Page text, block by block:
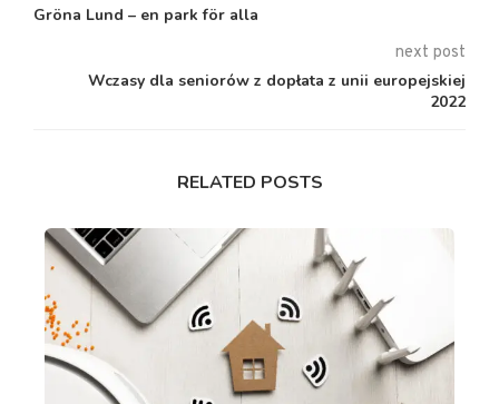
Gröna Lund – en park för alla
next post
Wczasy dla seniorów z dopłata z unii europejskiej
2022
RELATED POSTS